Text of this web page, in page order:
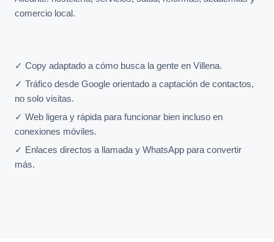
comercio local.
✓ Copy adaptado a cómo busca la gente en Villena.
✓ Tráfico desde Google orientado a captación de contactos,
no solo visitas.
✓ Web ligera y rápida para funcionar bien incluso en
conexiones móviles.
✓ Enlaces directos a llamada y WhatsApp para convertir
más.